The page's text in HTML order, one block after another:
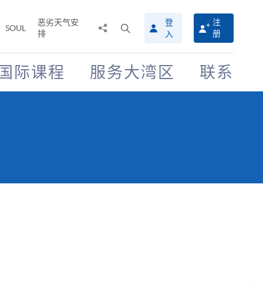
SOUL
恶劣天气安
排
搜
寻
介
面
登
入
注
册
际课程 服务大湾区 联系